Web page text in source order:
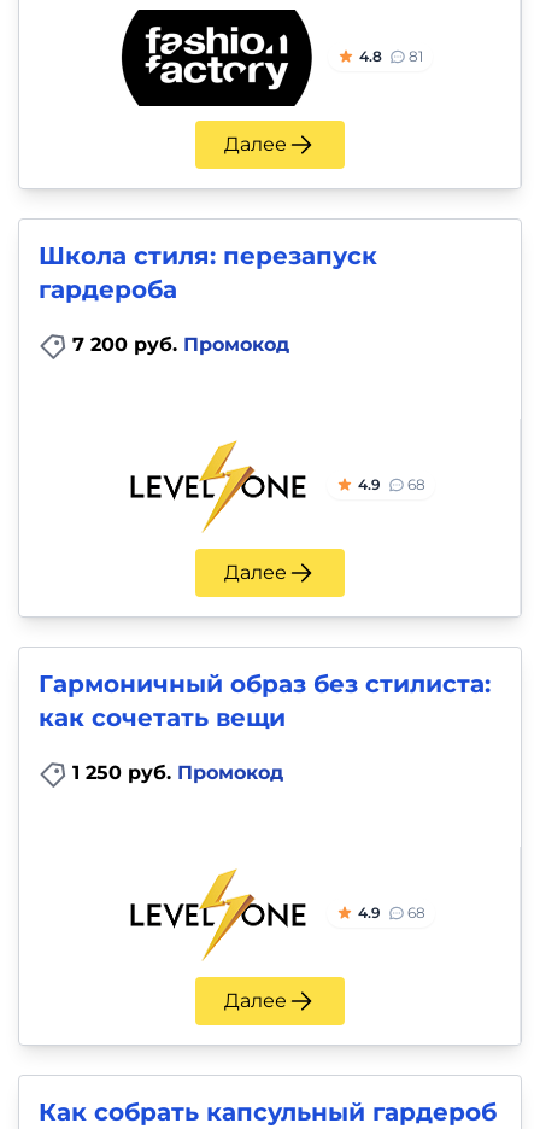
4.8 81
Далее
Школа стиля: перезапуск
гардероба
7 200 руб. Промокод
4.9 68
Далее
Гармоничный образ без стилиста:
как сочетать вещи
1 250 руб. Промокод
4.9 68
Далее
Как собрать капсульный гардероб